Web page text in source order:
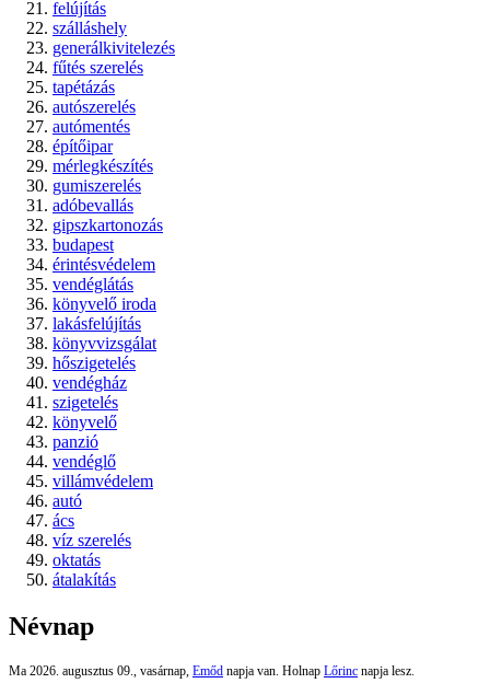
felújítás
szálláshely
generálkivitelezés
fűtés szerelés
tapétázás
autószerelés
autómentés
építőipar
mérlegkészítés
gumiszerelés
adóbevallás
gipszkartonozás
budapest
érintésvédelem
vendéglátás
könyvelő iroda
lakásfelújítás
könyvvizsgálat
hőszigetelés
vendégház
szigetelés
könyvelő
panzió
vendéglő
villámvédelem
autó
ács
víz szerelés
oktatás
átalakítás
Névnap
Ma 2026. augusztus 09., vasárnap, Emőd napja van. Holnap Lőrinc napja lesz.